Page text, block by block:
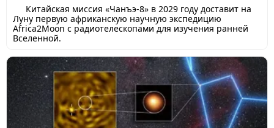
Китайская миссия «Чанъэ-8» в 2029 году доставит на
Луну первую африканскую научную экспедицию
Africa2Moon с радиотелескопами для изучения ранней
Вселенной.